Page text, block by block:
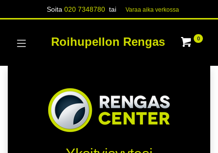
Soita020 7348780 tai Varaa aika verk​​​​ossa
Roihupellon Rengas 0